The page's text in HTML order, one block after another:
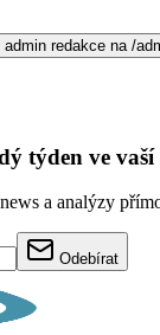
redakce na /
týden ve vaší
a analýzy
Odebírat